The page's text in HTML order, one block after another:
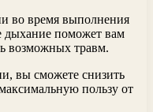
во время выполнения
дыхание поможет вам
возможных травм.
вы сможете снизить
пользу от